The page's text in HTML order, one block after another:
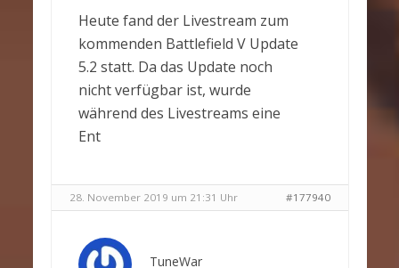
Heute fand der Livestream zum
kommenden Battlefield V Update
5.2 statt. Da das Update noch
nicht verfügbar ist, wurde
während des Livestreams eine
Ent
28. November 2019 um 21:31 Uhr #177940
TuneWar